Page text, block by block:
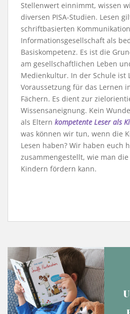
Stellenwert einnimmt, wissen
diversen PISA-Studien. Lesen
schriftbasierten
Informationsgesellschaft als
Basiskompetenz. Es ist die
am gesellschaftlichen Leben
Medienkultur. In der Schule ist
Voraussetzung für das Lernen
Fächern. Es dient zur
Wissensaneignung. Kein
als Eltern kompetente Leser als
was können wir tun, wenn die
Lesen haben? Wir haben euch
zusammengestellt, wie man die
Kindern fördern kann.